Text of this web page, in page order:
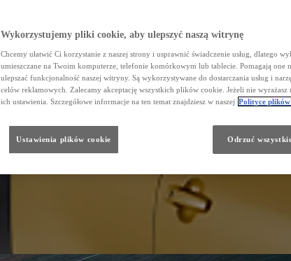
Wykorzystujemy pliki cookie, aby ulepszyć naszą witrynę
Chcemy ułatwić Ci korzystanie z naszej strony i usprawnić świadczenie usług, dlatego
umieszczane na Twoim komputerze, telefonie komórkowym lub tablecie. Pomagają one
ulepszać funkcjonalność naszej witryny. Są wykorzystywane do dostarczania usług i
celów reklamowych. Zalecamy akceptację wszystkich plików cookie. Jeżeli nie wyrażasz
ich ustawienia. Szczegółowe informacje na ten temat znajdziesz w naszej Polityce
Ustawienia plików cookie Odrzuć